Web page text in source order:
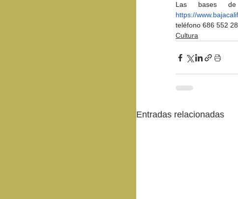
https://
teléfono 686 552
Cultura
Entradas relacionadas